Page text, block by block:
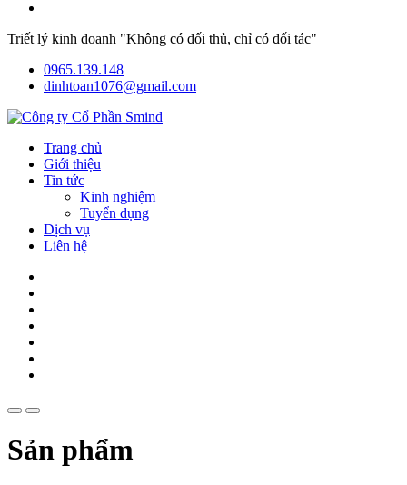
Triết lý kinh doanh "Không có đối thủ, chỉ có đối tác"
0965.139.148
dinhtoan1076@gmail.com
Trang chủ
Giới thiệu
Tin tức
Kinh nghiệm
Tuyển dụng
Dịch vụ
Liên hệ
Sản phẩm